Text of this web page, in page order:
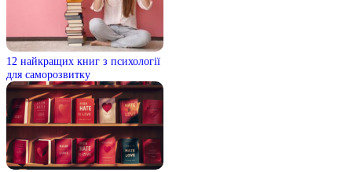
12 найкращих книг з психології
для саморозвитку